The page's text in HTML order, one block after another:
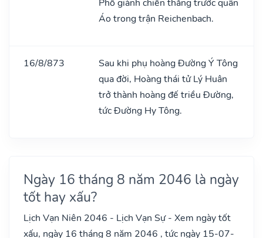
Phổ giành chiến thắng trước quân
Áo trong trận Reichenbach.
16/8/873
Sau khi phụ hoàng Đường Ý Tông
qua đời, Hoàng thái tử Lý Huân
trở thành hoàng đế triều Đường,
tức Đường Hy Tông.
Ngày 16 tháng 8 năm 2046 là ngày
tốt hay xấu?
Lịch Vạn Niên 2046 - Lịch Vạn Sự - Xem ngày tốt
xấu, ngày 16 tháng 8 năm 2046 , tức ngày 15-07-